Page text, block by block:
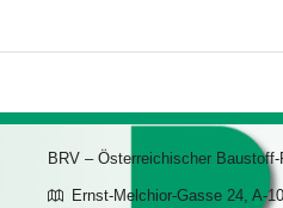
BRV – Österreichischer
Ernst-Melchior-Gasse 24, A-